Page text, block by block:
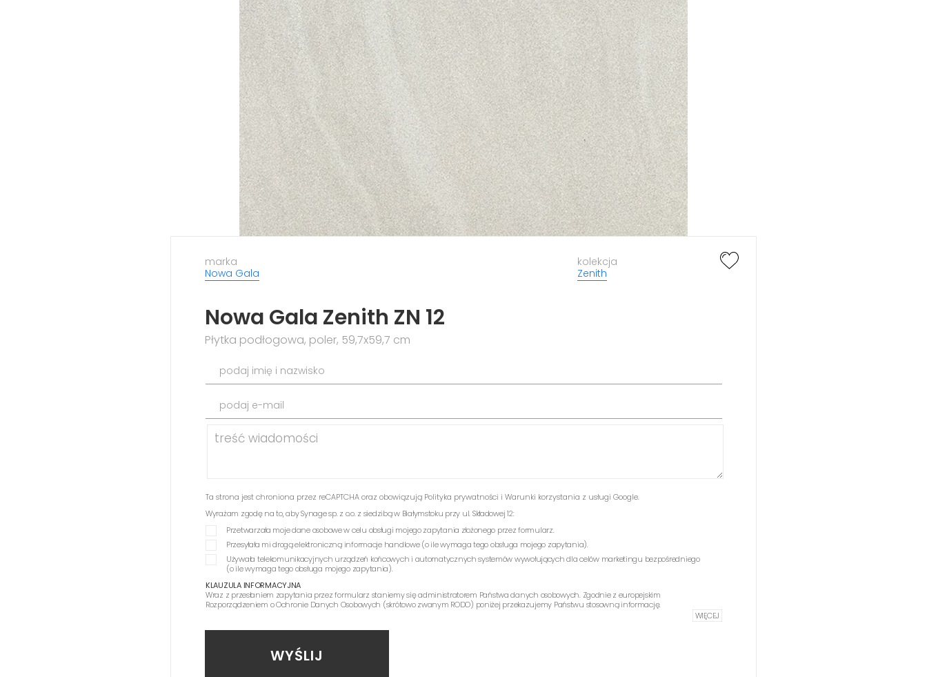
marka
Nowa Gala
kolekcja
Zenith
Nowa Gala Zenith ZN 12
Płytka podłogowa, poler, 59,7x59,7 cm
podaj imię i nazwisko
podaj e-mail
Ta strona jest chroniona przez reCAPTCHA oraz obowiązują Polityka prywatności i Warunki korzystania z usługi Google.
Wyrażam zgodę na to, aby Synage sp. z o.o. z siedzibą w Białymstoku przy ul. Składowej 12:
Przetwarzała moje dane osobowe w celu obsługi mojego zapytania złożonego przez formularz.
Przesyłała mi drogą elektroniczną informacje handlowe (o ile wymaga tego obsługa mojego zapytania).
Używała telekomunikacyjnych urządzeń końcowych i automatycznych systemów wywołujących dla celów marketingu bezpośredniego
(o ile wymaga tego obsługa mojego zapytania).
KLAUZULA INFORMACYJNA
Wraz z przesłaniem zapytania przez formularz staniemy się administratorem Państwa danych osobowych. Zgodnie z europejskim
Rozporządzeniem o Ochronie Danych Osobowych (skrótowo zwanym RODO) poniżej przekazujemy Państwu stosowną informację.
WIĘCEJ
WYŚLIJ